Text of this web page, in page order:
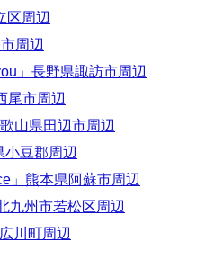
区周辺
周辺
」長野県諏訪市周辺
尾市周辺
山県田辺市周辺
豆郡周辺
」熊本県阿蘇市周辺
九州市若松区周辺
川町周辺